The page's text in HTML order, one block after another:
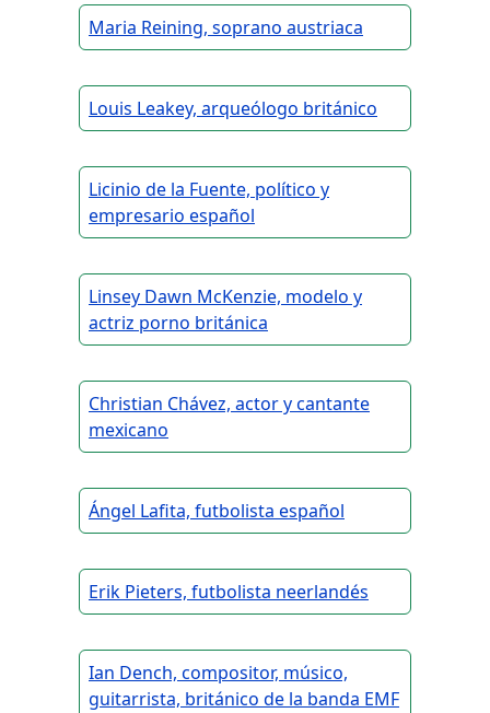
Maria Reining, soprano austriaca
Louis Leakey, arqueólogo británico
Licinio de la Fuente, político y
empresario español
Linsey Dawn McKenzie, modelo y
actriz porno británica
Christian Chávez, actor y cantante
mexicano
Ángel Lafita, futbolista español
Erik Pieters, futbolista neerlandés
Ian Dench, compositor, músico,
guitarrista, británico de la banda EMF